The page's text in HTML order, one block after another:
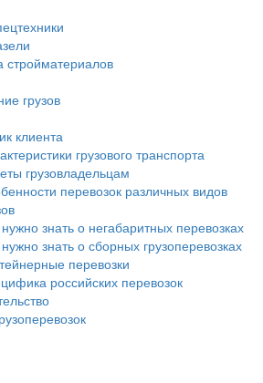
стройматериалов
грузов
клиента
грузового транспорта
грузовладельцам
перевозок различных видов
знать о негабаритных перевозках
знать о сборных грузоперевозках
перевозки
российских перевозок